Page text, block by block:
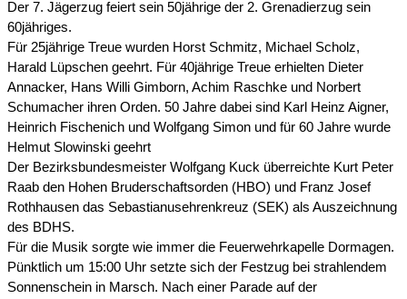
Der 7. Jägerzug feiert sein 50jährige der 2. Grenadierzug sein
60jähriges.
Für 25jährige Treue wurden Horst Schmitz, Michael Scholz,
Harald Lüpschen geehrt. Für 40jährige Treue erhielten Dieter
Annacker, Hans Willi Gimborn, Achim Raschke und Norbert
Schumacher ihren Orden. 50 Jahre dabei sind Karl Heinz Aigner,
Heinrich Fischenich und Wolfgang Simon und für 60 Jahre wurde
Helmut Slowinski geehrt
Der Bezirksbundesmeister Wolfgang Kuck überreichte Kurt Peter
Raab den Hohen Bruderschaftsorden (HBO) und Franz Josef
Rothhausen das Sebastianusehrenkreuz (SEK) als Auszeichnung
des BDHS.
Für die Musik sorgte wie immer die Feuerwehrkapelle Dormagen.
Pünktlich um 15:00 Uhr setzte sich der Festzug bei strahlendem
Sonnenschein in Marsch. Nach einer Parade auf der